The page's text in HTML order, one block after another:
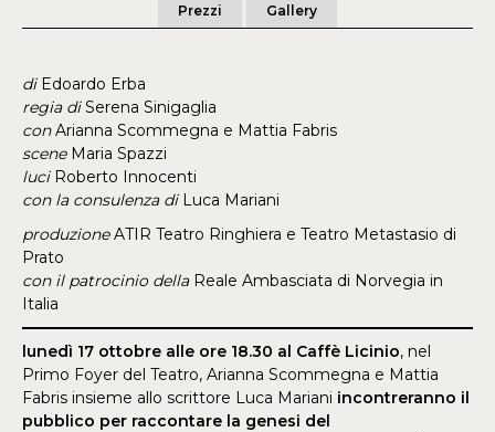
Prezzi Gallery
diEdoardo Erba
regia diSerena Sinigaglia
conArianna Scommegna e Mattia Fabris
sceneMaria Spazzi
luciRoberto Innocenti
con la consulenza di Luca Mariani
produzioneATIR Teatro Ringhiera e Teatro Metastasio di
Prato
con il patrocinio dellaReale Ambasciata di Norvegia in
Italia
lunedì 17 ottobre alle ore 18.30 al Caffè Licinio, nel
Primo Foyer del Teatro, Arianna Scommegna e Mattia
Fabris insieme allo scrittore Luca Mariani incontreranno il
pubblico per raccontare la genesi del